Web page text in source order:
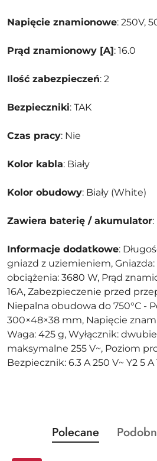
Napięcie znamionowe: 250V,
Prąd znamionowy [A]: 16.0
Ilość zabezpieczeń: 2
Bezpieczniki: TAK
Czas pracy: Nie
Kolor kabla: Biały
Kolor obudowy: Biały (White)
Zawiera baterię / akumulator
Informacje dodatkowe:
gniazd z uziemieniem, Gniazda:
obciążenia: 3680 W, Prąd
16A, Zabezpieczenie przed
Niepalna obudowa do 750°C -
300×48×38 mm, Napięcie
Waga: 425 g, Wyłącznik:
maksymalne 255 V~, Poziom
Bezpiecznik: 6.3 A 250 V~ Y2 5 A
Pomiń karuzelę
Produkty
o
Polecane